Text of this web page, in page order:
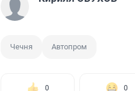
Чечня Автопром
0 0